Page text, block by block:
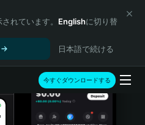
れています。 Englishに切り替
日本語で続ける
今すぐダウンロードする